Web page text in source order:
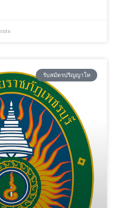
รับสมัตรปริญญาโท